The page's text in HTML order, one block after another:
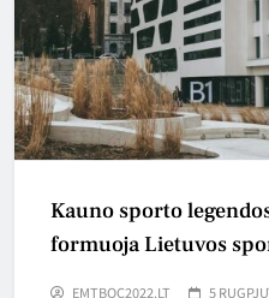
Kauno sporto
formuoja Lietuvos
EMTBOC2022.LT 5